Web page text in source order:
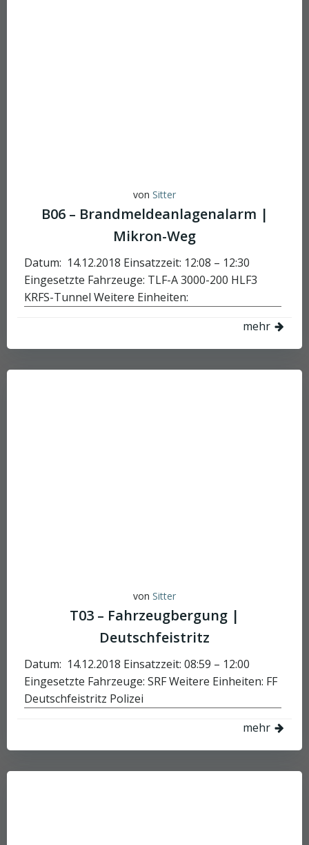
von Sitter
B06 – Brandmeldeanlagenalarm |
Mikron-Weg
Datum: 14.12.2018 Einsatzzeit: 12:08 – 12:30
Eingesetzte Fahrzeuge: TLF-A 3000-200 HLF3
KRFS-Tunnel Weitere Einheiten:
mehr
von Sitter
T03 – Fahrzeugbergung |
Deutschfeistritz
Datum: 14.12.2018 Einsatzzeit: 08:59 – 12:00
Eingesetzte Fahrzeuge: SRF Weitere Einheiten: FF
Deutschfeistritz Polizei
mehr